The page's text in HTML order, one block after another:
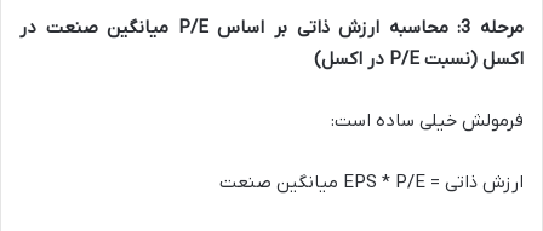
مرحله 3: محاسبه ارزش ذاتی بر اساس P/E میانگین صنعت در
اکسل (نسبت P/E در اکسل)
فرمولش خیلی ساده است:
ارزش ذاتی = EPS * P/E میانگین صنعت